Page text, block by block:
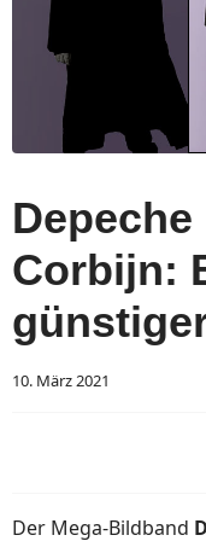
Corbijn:
10. März 2021
Der Mega-Bildband